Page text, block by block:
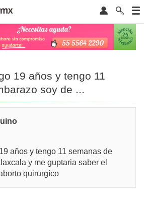
19 años y tengo 11
soy de ...
años y tengo 11 semanas de
y me guptaria saber el
quirurgíco